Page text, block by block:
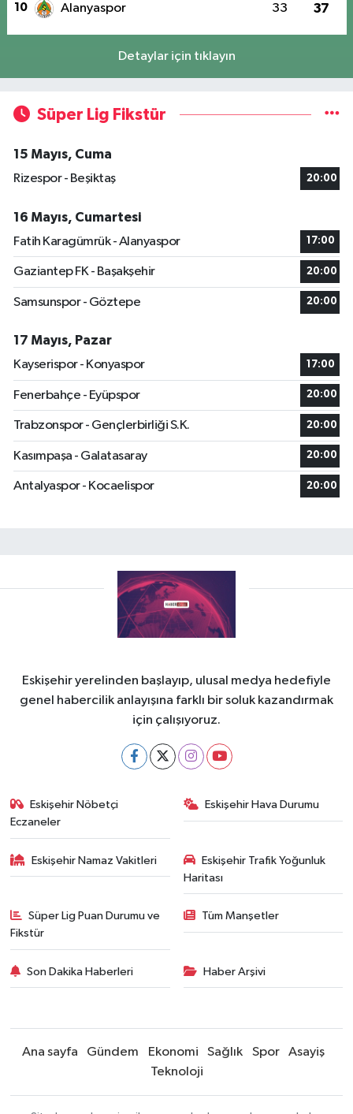
10 Alanyaspor 33 37
Detaylar için tıklayın
Süper Lig Fikstür
15 Mayıs, Cuma
Rizespor - Beşiktaş
20:00
16 Mayıs, Cumartesi
Fatih Karagümrük - Alanyaspor
17:00
Gaziantep FK - Başakşehir 20:00
Samsunspor - Göztepe 20:00
17 Mayıs, Pazar
Kayserispor - Konyaspor
17:00
Fenerbahçe - Eyüpspor 20:00
Trabzonspor - Gençlerbirliği S.K. 20:00
Kasımpaşa - Galatasaray 20:00
Antalyaspor - Kocaelispor 20:00
Eskişehir yerelinden başlayıp, ulusal medya hedefiyle
genel habercilik anlayışına farklı bir soluk kazandırmak
için çalışıyoruz.
Eskişehir Nöbetçi
Eczaneler
Eskişehir Hava Durumu
Eskişehir Namaz Vakitleri
Eskişehir Trafik Yoğunluk
Haritası
Süper Lig Puan Durumu ve
Fikstür
Tüm Manşetler
Son Dakika Haberleri Haber Arşivi
Ana sayfa Gündem Ekonomi Sağlık Spor
Asayiş
Teknoloji